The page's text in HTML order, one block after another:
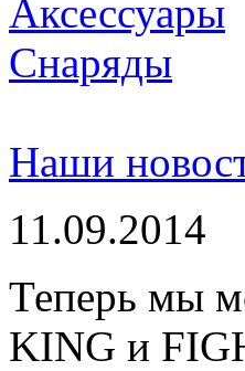
Аксессуары
Снаряды
Наши
11.09.2014
Теперь мы
KING и